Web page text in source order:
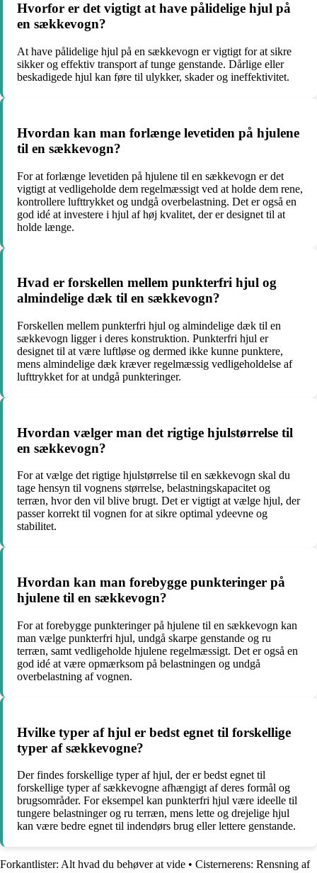
Hvorfor er det vigtigt at have pålidelige hjul på
en sækkevogn?
At have pålidelige hjul på en sækkevogn er vigtigt for at sikre
sikker og effektiv transport af tunge genstande. Dårlige eller
beskadigede hjul kan føre til ulykker, skader og ineffektivitet.
Hvordan kan man forlænge levetiden på hjulene
til en sækkevogn?
For at forlænge levetiden på hjulene til en sækkevogn er det
vigtigt at vedligeholde dem regelmæssigt ved at holde dem rene,
kontrollere lufttrykket og undgå overbelastning. Det er også en
god idé at investere i hjul af høj kvalitet, der er designet til at
holde længe.
Hvad er forskellen mellem punkterfri hjul og
almindelige dæk til en sækkevogn?
Forskellen mellem punkterfri hjul og almindelige dæk til en
sækkevogn ligger i deres konstruktion. Punkterfri hjul er
designet til at være luftløse og dermed ikke kunne punktere,
mens almindelige dæk kræver regelmæssig vedligeholdelse af
lufttrykket for at undgå punkteringer.
Hvordan vælger man det rigtige hjulstørrelse til
en sækkevogn?
For at vælge det rigtige hjulstørrelse til en sækkevogn skal du
tage hensyn til vognens størrelse, belastningskapacitet og
terræn, hvor den vil blive brugt. Det er vigtigt at vælge hjul, der
passer korrekt til vognen for at sikre optimal ydeevne og
stabilitet.
Hvordan kan man forebygge punkteringer på
hjulene til en sækkevogn?
For at forebygge punkteringer på hjulene til en sækkevogn kan
man vælge punkterfri hjul, undgå skarpe genstande og ru
terræn, samt vedligeholde hjulene regelmæssigt. Det er også en
god idé at være opmærksom på belastningen og undgå
overbelastning af vognen.
Hvilke typer af hjul er bedst egnet til forskellige
typer af sækkevogne?
Der findes forskellige typer af hjul, der er bedst egnet til
forskellige typer af sækkevogne afhængigt af deres formål og
brugsområder. For eksempel kan punkterfri hjul være ideelle til
tungere belastninger og ru terræn, mens lette og drejelige hjul
kan være bedre egnet til indendørs brug eller lettere genstande.
Forkantlister: Alt hvad du behøver at vide • Cisternerens: Rensning af